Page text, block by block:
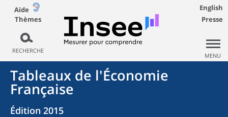
Aide
Thèmes
RECHERCHE
English
Presse
MENU
Tableaux de l'Économie
Française
Édition 2015